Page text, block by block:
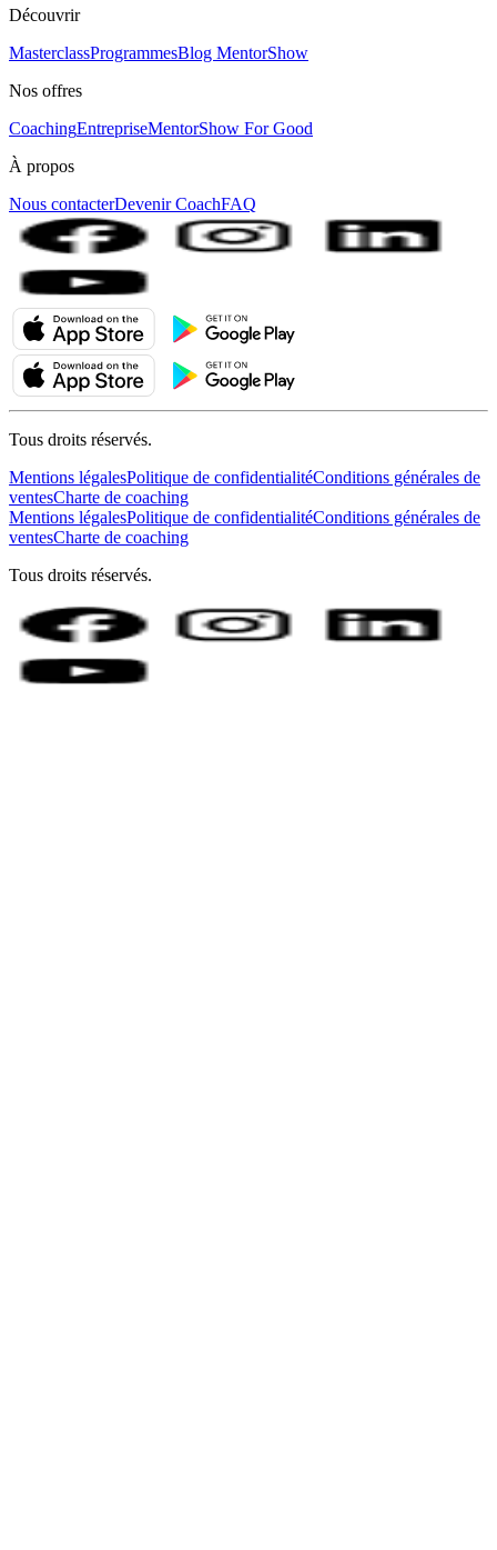
Découvrir
MasterclassProgrammesBlog MentorShow
Nos offres
CoachingEntrepriseMentorShow For Good
À propos
Nous contacterDevenir CoachFAQ
Tous droits réservés.
Mentions légalesPolitique de confidentialitéConditions générales de
ventesCharte de coaching
Mentions légalesPolitique de confidentialitéConditions générales de
ventesCharte de coaching
Tous droits réservés.